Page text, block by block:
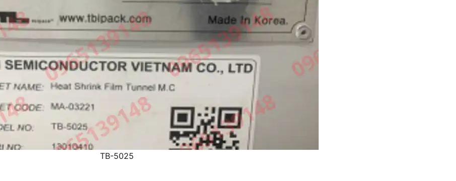
TB-5025